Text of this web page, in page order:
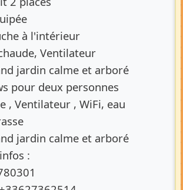
à l'intérieur
Ventilateur
jardin calme et arboré
pour deux personnes
, Ventilateur , WiFi, eau
jardin calme et arboré
: